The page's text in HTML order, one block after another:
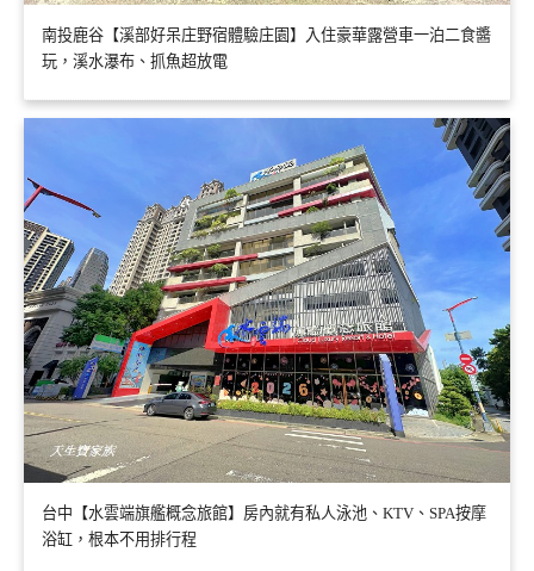
南投鹿谷【溪部好呆庄野宿體驗庄園】入住豪華露營車一泊二食醬
玩，溪水瀑布、抓魚超放電
台中【水雲端旗艦概念旅館】房內就有私人泳池、KTV、SPA按摩
浴缸，根本不用排行程